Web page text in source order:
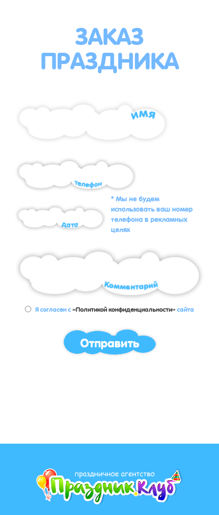
ЗАКАЗ
ПРАЗДНИКА
* Мы не будем
использовать ваш номер
телефона в рекламных
целях
Я согласен с«Политикой конфиденциальности»сайта
Отправить